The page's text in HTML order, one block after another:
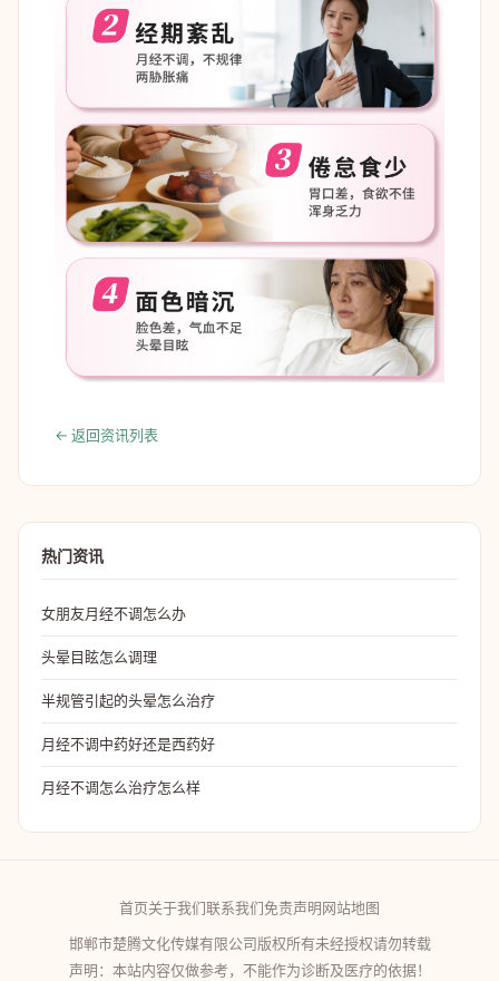
← 返回资讯列表
热门资讯
女朋友月经不调怎么办
头晕目眩怎么调理
半规管引起的头晕怎么治疗
月经不调中药好还是西药好
月经不调怎么治疗怎么样
首页关于我们联系我们免责声明网站地图
邯郸市楚腾文化传媒有限公司版权所有未经授权请勿转载
声明：本站内容仅做参考，不能作为诊断及医疗的依据！